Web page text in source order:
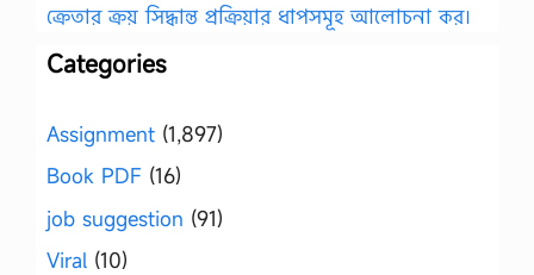
ক্রেতার ক্রয় সিদ্ধান্ত প্রক্রিয়ার ধাপসমূহ আলোচনা কর।
Categories
Assignment (1,897)
Book PDF (16)
job suggestion (91)
Viral (10)